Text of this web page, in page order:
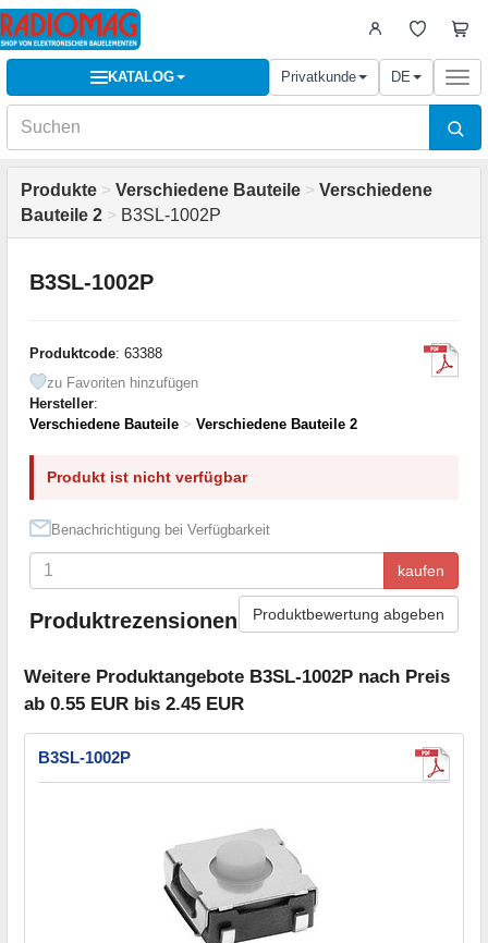
KATALOG Privatkunde DE
Produkte > Verschiedene Bauteile > Verschiedene
Bauteile 2 > B3SL-1002P
B3SL-1002P
Produktcode: 63388
zu Favoriten hinzufügen
Hersteller:
Verschiedene Bauteile > Verschiedene Bauteile 2
Produkt ist nicht verfügbar
Benachrichtigung bei Verfügbarkeit
kaufen
Produktrezensionen Produktbewertung abgeben
Weitere Produktangebote B3SL-1002P nach Preis
ab 0.55 EUR bis 2.45 EUR
B3SL-1002P